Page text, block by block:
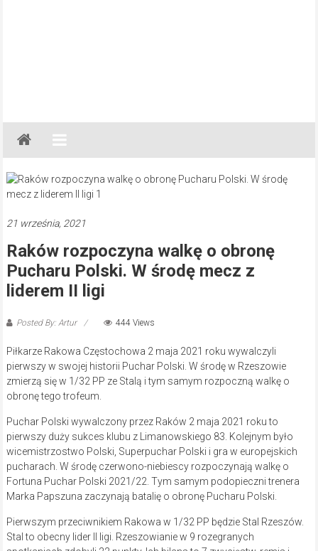
Gazeta
Regionalna
Częstochowa,
Kłobuck,
Myszków
21 września, 2021
Raków rozpoczyna walkę o obronę
Pucharu Polski. W środę mecz z
liderem II ligi
Posted By: Artur 444 Views
Piłkarze Rakowa Częstochowa 2 maja 2021 roku wywalczyli
pierwszy w swojej historii Puchar Polski. W środę w Rzeszowie
zmierzą się w 1/32 PP ze Stalą i tym samym rozpoczną walkę o
obronę tego trofeum.
Puchar Polski wywalczony przez Raków 2 maja 2021 roku to
pierwszy duży sukces klubu z Limanowskiego 83. Kolejnym było
wicemistrzostwo Polski, Superpuchar Polski i gra w europejskich
pucharach. W środę czerwono-niebiescy rozpoczynają walkę o
Fortuna Puchar Polski 2021/22. Tym samym podopieczni trenera
Marka Papszuna zaczynają batalię o obronę Pucharu Polski.
Pierwszym przeciwnikiem Rakowa w 1/32 PP będzie Stal Rzeszów.
Stal to obecny lider II ligi. Rzeszowianie w 9 rozegranych